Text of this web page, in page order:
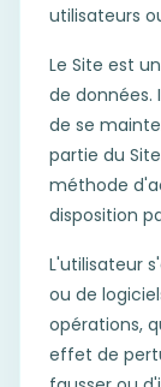
utilisateurs
Le Site est
de données.
de se
partie du
méthode
disposition
L'utilisateur
ou de
opérations,
effet de